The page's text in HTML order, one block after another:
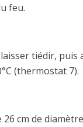
feu.
tiédir, puis
(thermostat 7).
cm de